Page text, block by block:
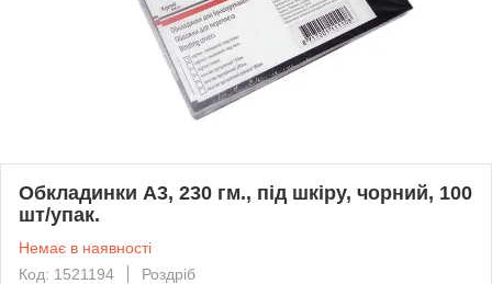
Обкладинки А3, 230 гм., під шкіру, чорний, 100
шт/упак.
Немає в наявності
Код: 1521194
Роздріб